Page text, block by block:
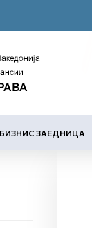
БИЗНИС ЗАЕДНИЦА